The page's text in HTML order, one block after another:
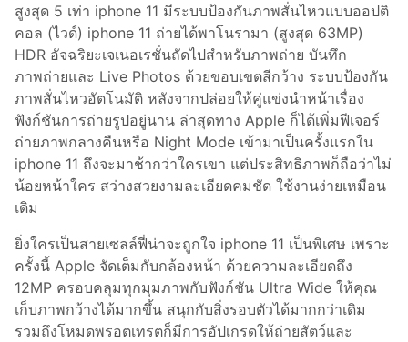
สูงสุด 5 เท่า iphone 11 มีระบบป้องกันภาพสั่นไหวแบบออปติ
คอล (ไวด์) iphone 11 ถ่ายได้พาโนรามา (สูงสุด 63MP)
HDR อัจฉริยะเจเนอเรชั่นถัดไปสำหรับภาพถ่าย บันทึก
ภาพถ่ายและ Live Photos ด้วยขอบเขตสีกว้าง ระบบป้องกัน
ภาพสั่นไหวอัตโนมัติ หลังจากปล่อยให้คู่แข่งนำหน้าเรื่อง
ฟังก์ชันการถ่ายรูปอยู่นาน ล่าสุดทาง Apple ก็ได้เพิ่มฟีเจอร์
ถ่ายภาพกลางคืนหรือ Night Mode เข้ามาเป็นครั้งแรกใน
iphone 11 ถึงจะมาช้ากว่าใครเขา แต่ประสิทธิภาพก็ถือว่าไม่
น้อยหน้าใคร สว่างสวยงามละเอียดคมชัด ใช้งานง่ายเหมือน
เดิม
ยิ่งใครเป็นสายเซลล์ฟี่น่าจะถูกใจ iphone 11 เป็นพิเศษ เพราะ
ครั้งนี้ Apple จัดเต็มกับกล้องหน้า ด้วยความละเอียดถึง
12MP ครอบคลุมทุกมุมภาพกับฟังก์ชัน Ultra Wide ให้คุณ
เก็บภาพกว้างได้มากขึ้น สนุกกับสิ่งรอบตัวได้มากกว่าเดิม
รวมถึงโหมดพรอตเทรตก็มีการอัปเกรดให้ถ่ายสัตว์และ